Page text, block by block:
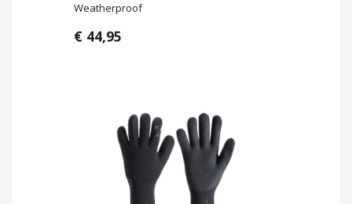
Weatherproof
€ 44,95